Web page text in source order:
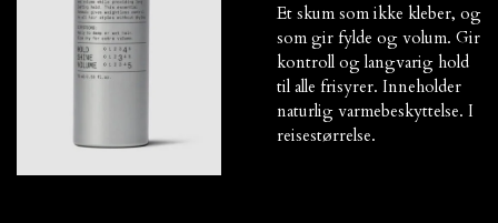
Et skum som ikke kleber, og
som gir fylde og volum. Gir
kontroll og langvarig hold
til alle frisyrer. Inneholder
naturlig varmebeskyttelse. I
reisestørrelse.